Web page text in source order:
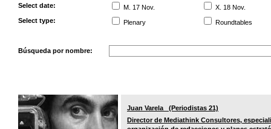
Select date: M. 17 Nov.
X. 18 Nov.
Select type:
Plenary Roundtables
Búsqueda por nombre:
Juan Varela (Periodistas 21)
Director de Mediathink Consultores,